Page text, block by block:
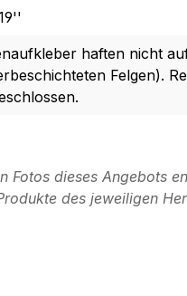
haften nicht
Felgen).
Fotos dieses Angebots
des jeweiligen